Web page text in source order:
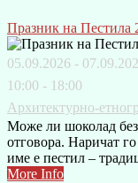
Празник на Пестила
05.09.2026 -
10:00 - 18:00
Архитектурно-
Може ли шоколад без
отговора. Наричат
име е пестил –
More Info